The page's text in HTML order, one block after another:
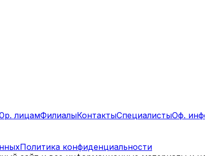
лицамФилиалыКонтактыСпециалистыОф.
Политика конфиденциальности